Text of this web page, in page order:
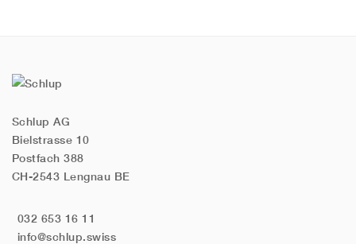
Schlup AG
Bielstrasse 10
Postfach 388
CH-2543 Lengnau BE
032 653 16 11
info@schlup.swiss